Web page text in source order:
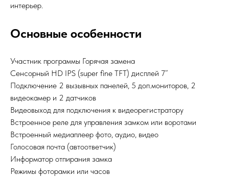
интерьер.
Основные особенности
Участник программы Горячая замена
Сенcорный HD IPS (super fine TFT) дисплей 7”
Подключение 2 вызывных панелей, 5 доп.мониторов, 2
видеокамер и 2 датчиков
Видеовыход для подключения к видеорегистратору
Встроенное реле для управления замком или воротами
Встроенный медиаплеер фото, аудио, видео
Голосовая почта (автоответчик)
Информатор отпирания замка
Режимы фоторамки или часов